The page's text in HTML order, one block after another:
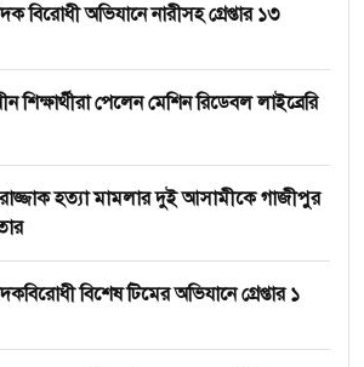
বিরোধী অভিযানে নারীসহ গ্রেপ্তার ১৩
শিক্ষার্থীরা পেলেন মেশিন রিডেবল লাইব্রেরি
হত্যা মামলার দুই আসামীকে গাজীপুর
বিশেষ টিমের অভিযানে গ্রেপ্তার ১